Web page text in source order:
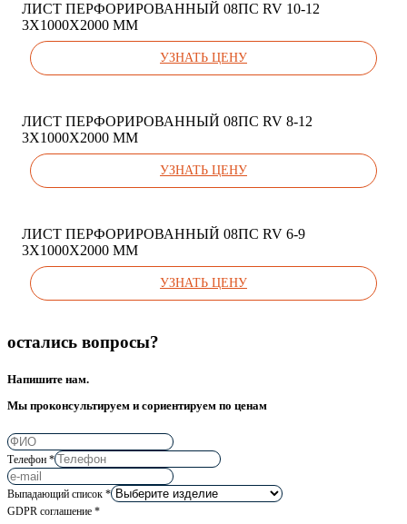
ЛИСТ ПЕРФОРИРОВАННЫЙ 08ПС RV 10-12
3Х1000Х2000 ММ
УЗНАТЬ ЦЕНУ
ЛИСТ ПЕРФОРИРОВАННЫЙ 08ПС RV 8-12
3Х1000Х2000 ММ
УЗНАТЬ ЦЕНУ
ЛИСТ ПЕРФОРИРОВАННЫЙ 08ПС RV 6-9
3Х1000Х2000 ММ
УЗНАТЬ ЦЕНУ
остались вопросы?
Напишите нам.
Мы проконсультируем и сориентируем по ценам
Телефон *
Выпадающий список *
GDPR соглашение *